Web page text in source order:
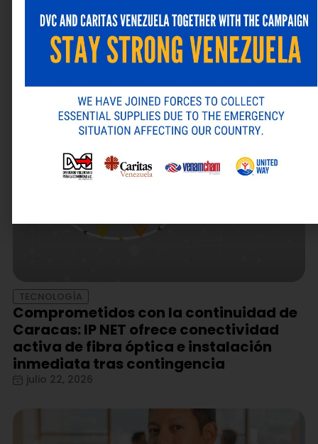
Resiliencia Operativa y Continuidad de
Negocios: El ERP en la Nube y los Datos
como Motores de la Reconstrucción
Empresarial
julio 22, 2026
TECNOLOGÍA
Comprometidos con la continuidad de
Caracas: IP NET ofrece conectividad
activa de fibra óptica e instalación
inmediata tras contingencia
julio 22, 2026